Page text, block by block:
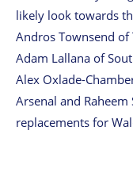
likely look towards
Andros Townsend of
Adam Lallana of
Alex Oxlade-
Arsenal and
replacements for